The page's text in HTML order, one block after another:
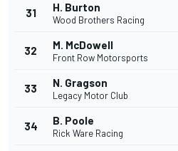
31 H. Burton
Wood Brothers Racing
32 M. McDowell
Front Row Motorsports
33 N. Gragson
Legacy Motor Club
34 B. Poole
Rick Ware Racing